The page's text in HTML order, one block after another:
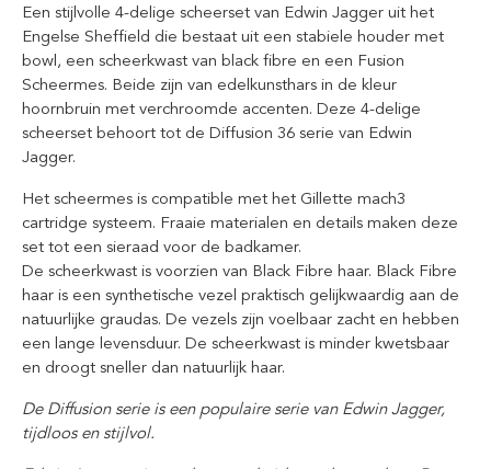
Een stijlvolle 4-delige scheerset van Edwin Jagger uit het
Engelse Sheffield die bestaat uit een stabiele houder met
bowl, een scheerkwast van black fibre en een Fusion
Scheermes. Beide zijn van edelkunsthars in de kleur
hoornbruin met verchroomde accenten. Deze 4-delige
scheerset behoort tot de Diffusion 36 serie van Edwin
Jagger.
Het scheermes is compatible met het Gillette mach3
cartridge systeem. Fraaie materialen en details maken deze
set tot een sieraad voor de badkamer.
De scheerkwast is voorzien van Black Fibre haar. Black Fibre
haar is een synthetische vezel praktisch gelijkwaardig aan de
natuurlijke graudas. De vezels zijn voelbaar zacht en hebben
een lange levensduur. De scheerkwast is minder kwetsbaar
en droogt sneller dan natuurlijk haar.
De Diffusion serie is een populaire serie van Edwin Jagger,
tijdloos en stijlvol.